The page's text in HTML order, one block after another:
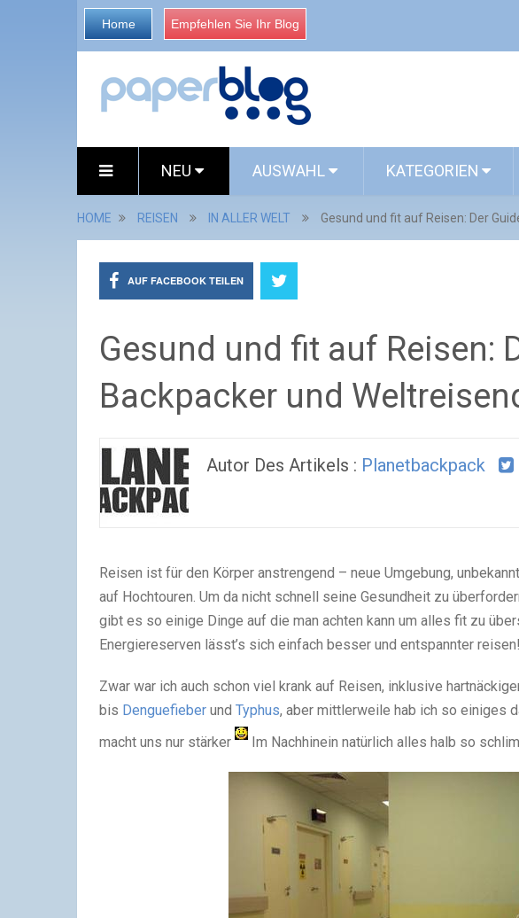
Home Empfehlen Sie Ihr Blog
NEU AUSWAHL KATEGORIEN
HOME REISEN IN ALLER WELT Gesund und fit auf Reisen: Der
AUF FACEBOOK TEILEN
Gesund und fit auf Reisen:
Backpacker und
Autor Des Artikels : Planetbackpack
Reisen ist für den Körper anstrengend – neue Umgebung,
auf Hochtouren. Um da nicht schnell seine Gesundheit zu
gibt es so einige Dinge auf die man achten kann um alles fit zu
Energiereserven lässt’s sich einfach besser und entspannter reisen!
Zwar war ich auch schon viel krank auf Reisen, inklusive
bis Denguefieber und Typhus, aber mittlerweile hab ich so einiges
macht uns nur stärker
Im Nachhinein natürlich alles halb so